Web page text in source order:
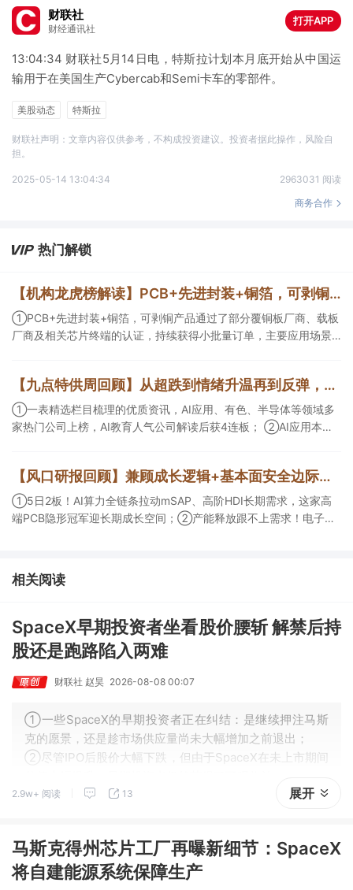
财联社
财经通讯社
打开APP
13:04:34 财联社5月14日电，特斯拉计划本月底开始从中国运
输用于在美国生产Cybercab和Semi卡车的零部件。
美股动态 特斯拉
财联社声明：文章内容仅供参考，不构成投资建议。投资者据此操作，风险自
担。
2025-05-14 13:04:34
2963031 阅读
商务合作
热门解锁
【机构龙虎榜解读】PCB+先进封装+铜箔，可剥铜产品通过了部分覆铜板厂商、载板厂商及相关芯片终端的认证，持续获得小批量订单，主要应用场景包括芯片封装光模块用PCB，机构大额净买入这家公司
①PCB+先进封装+铜箔，可剥铜产品通过了部分覆铜板厂商、载板
厂商及相关芯片终端的认证，持续获得小批量订单，主要应用场景
等方面具有丰富经验，具备承接细胞与基因治疗产品商业化受托生
产的合规资质，这家公司获净买入。
【九点特供周回顾】从超跌到情绪升温再到反弹，栏目梳理AI应用题材逻辑，AI教育人气公司解读后获4连板
①一表精选栏目梳理的优质资讯，AI应用、有色、半导体等领域多
家热门公司上榜，AI教育人气公司解读后获4连板； ②AI应用本周
角前瞻产业供需情况，提及2家核心公司双双涨停。
【风口研报回顾】兼顾成长逻辑+基本面安全边际！王牌自营前瞻覆盖“pcb+MLCC+电子布”，梳理AI产业链优质标的“深坑起跳”
①5日2板！AI算力全链条拉动mSAP、高阶HDI长期需求，这家高
端PCB隐形冠军迎长期成长空间；②产能释放跟不上需求！电子布
价预期暂未被市场定价，王牌自营前瞻捕捉“预期差”，3日大涨
26%。
相关阅读
SpaceX早期投资者坐看股价腰斩 解禁后持
股还是跑路陷入两难
财联社 赵昊 2026-08-08 00:07
①一些SpaceX的早期投资者正在纠结：是继续押注马斯
克的愿景，还是趁市场供应量尚未大幅增加之前退出；
②尽管IPO后股价大幅下跌，但由于SpaceX在未上市期间
2.9w+ 阅读 13 展开
马斯克得州芯片工厂再曝新细节：SpaceX
将自建能源系统保障生产